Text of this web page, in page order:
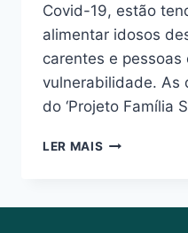
Covid-19, estão
alimentar idosos
carentes e pessoas
vulnerabilidade. As
do ‘Projeto Família
LER MAIS